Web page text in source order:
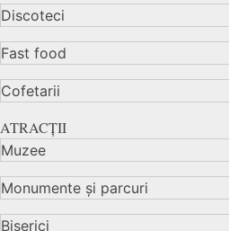
Discoteci
Fast food
Cofetarii
ATRACȚII
Muzee
Monumente și parcuri
Biserici